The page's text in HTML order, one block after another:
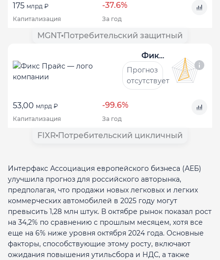
175 млрд ₽ -37.6%
Капитализация За год
MGNT Потребительский защитный
Фикс Прайс
Прогноз
отсутствует
53,00 млрд ₽ -99.6%
Капитализация За год
FIXR Потребительский цикличный
Интерфакс Ассоциация европейского бизнеса (АЕБ)
улучшила прогноз для российского авторынка,
предполагая, что продажи новых легковых и легких
коммерческих автомобилей в 2025 году могут
превысить 1,28 млн штук. В октябре рынок показал рост
на 34,2% по сравнению с прошлым месяцем, хотя все
еще на 6% ниже уровня октября 2024 года. Основные
факторы, способствующие этому росту, включают
ожидания повышения утильсбора и НДС, а также